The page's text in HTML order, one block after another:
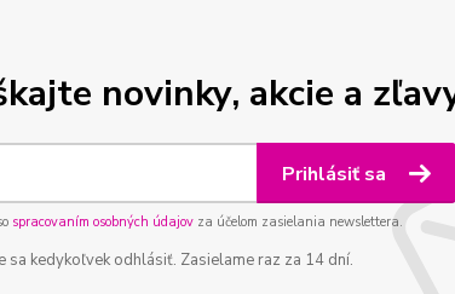
novinky, akcie a
Prihlásiť sa
spracovaním osobných údajovza účelom zasielania newslettera.
sa kedykoľvek odhlásiť. Zasielame raz za 14 dní.